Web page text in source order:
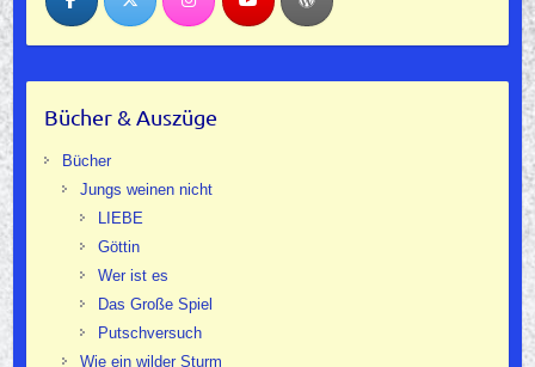
Bücher & Auszüge
Bücher
Jungs weinen nicht
LIEBE
Göttin
Wer ist es
Das Große Spiel
Putschversuch
Wie ein wilder Sturm